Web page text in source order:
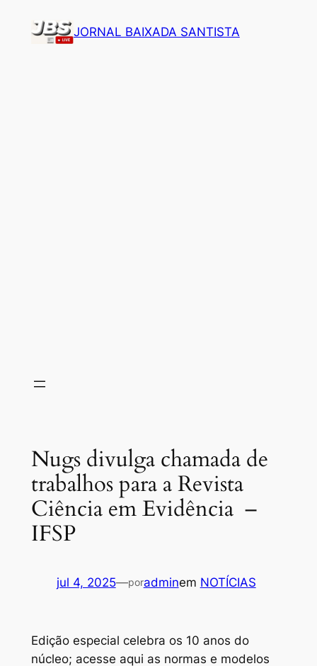
JORNAL BAIXADA SANTISTA
Nugs divulga chamada de
trabalhos para a Revista
Ciência em Evidência –
IFSP
jul 4, 2025—poradminem NOTÍCIAS
Edição especial celebra os 10 anos do
núcleo; acesse aqui as normas e modelos